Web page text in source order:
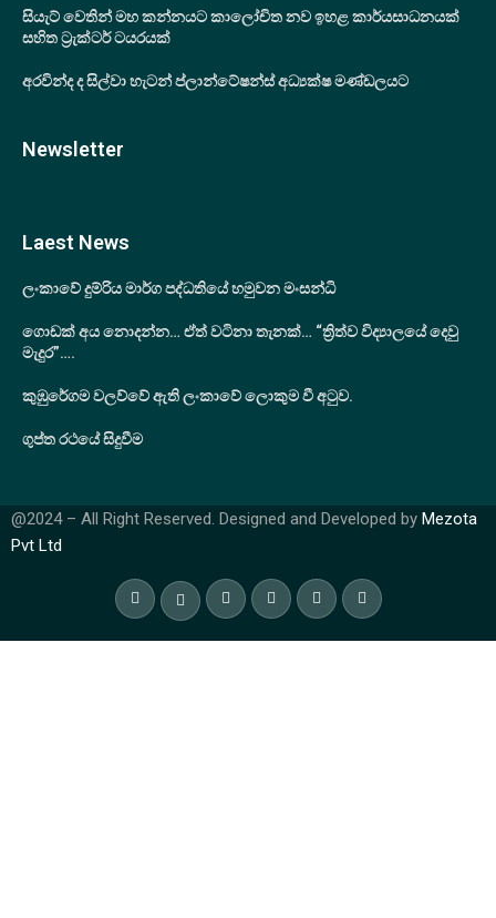
සියැට් වෙතින් මහ කන්නයට කාලෝචිත නව ඉහළ කාර්යසාධනයක්
සහිත ට්‍රැක්ටර් ටයරයක්
අරවින්ද ද සිල්වා හැටන් ප්ලාන්ටේෂන්ස් අධ්‍යක්ෂ මණ්ඩලයට
Newsletter
Laest News
ලංකාවේ දුම්රිය මාර්ග පද්ධතියේ හමුවන මංසන්ධි
ගොඩක් අය නොදන්න… ඒත් වටිනා තැනක්… “ත්‍රිත්ව විද්‍යාලයේ දෙවු
මැදුර”….
කුඹුරේගම වලව්වේ ඇති ලංකාවේ ලොකුම වී අටුව.
ගුප්ත රථයේ සිදුවීම
@2024 – All Right Reserved. Designed and Developed by Mezota
Pvt Ltd